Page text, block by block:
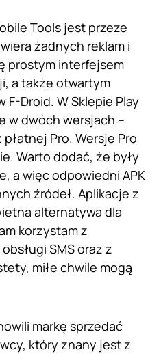
Tools jest przeze
żadnych reklam i
prostym interfejsem
a także otwartym
Droid. W Sklepie Play
w dwóch wersjach –
Pro. Wersje Pro
Warto dodać, że były
a więc odpowiedni APK
źródeł. Aplikacje z
alternatywa dla
korzystam z
SMS oraz z
miłe chwile mogą
markę sprzedać
który znany jest z